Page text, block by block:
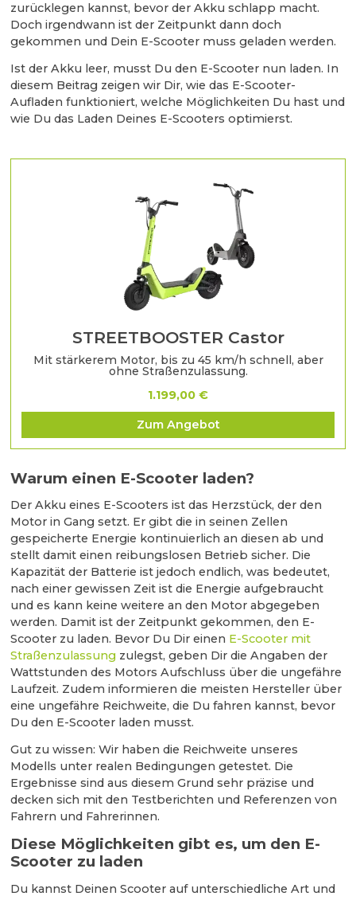
zurücklegen kannst, bevor der Akku schlapp macht.
Doch irgendwann ist der Zeitpunkt dann doch
gekommen und Dein E-Scooter muss geladen werden.
Ist der Akku leer, musst Du den E-Scooter nun laden. In
diesem Beitrag zeigen wir Dir, wie das E-Scooter-
Aufladen funktioniert, welche Möglichkeiten Du hast und
wie Du das Laden Deines E-Scooters optimierst.
STREETBOOSTER Castor
Mit stärkerem Motor, bis zu 45 km/h schnell, aber
ohne Straßenzulassung.
1.199,00 €
Zum Angebot
Warum einen E-Scooter laden?
Der Akku eines E-Scooters ist das Herzstück, der den
Motor in Gang setzt. Er gibt die in seinen Zellen
gespeicherte Energie kontinuierlich an diesen ab und
stellt damit einen reibungslosen Betrieb sicher. Die
Kapazität der Batterie ist jedoch endlich, was bedeutet,
nach einer gewissen Zeit ist die Energie aufgebraucht
und es kann keine weitere an den Motor abgegeben
werden. Damit ist der Zeitpunkt gekommen, den E-
Scooter zu laden. Bevor Du Dir einen E-Scooter mit
Straßenzulassung zulegst, geben Dir die Angaben der
Wattstunden des Motors Aufschluss über die ungefähre
Laufzeit. Zudem informieren die meisten Hersteller über
eine ungefähre Reichweite, die Du fahren kannst, bevor
Du den E-Scooter laden musst.
Gut zu wissen: Wir haben die Reichweite unseres
Modells unter realen Bedingungen getestet. Die
Ergebnisse sind aus diesem Grund sehr präzise und
decken sich mit den Testberichten und Referenzen von
Fahrern und Fahrerinnen.
Diese Möglichkeiten gibt es, um den E-
Scooter zu laden
Du kannst Deinen Scooter auf unterschiedliche Art und